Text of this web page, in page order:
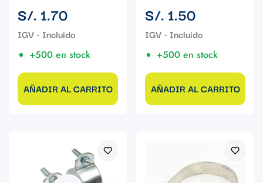
Precio
regular
S/. 1.70
+500 en stock
AÑADIR AL CARRITO
Precio
regular
S/. 1.50
+500 en stock
AÑADIR AL CARRITO